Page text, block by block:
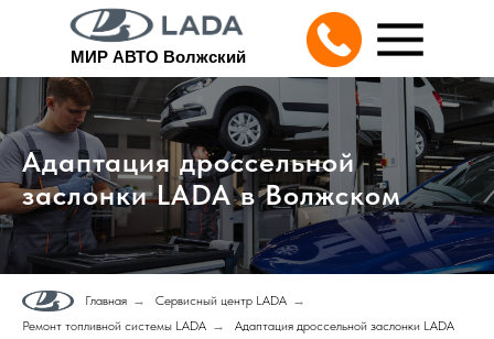
МИР АВТО Волжский
Адаптация дроссельной
заслонки LADA в Волжском
Главная → Сервисный центр LADA →
Ремонт топливной системы LADA → Адаптация дроссельной заслонки LADA